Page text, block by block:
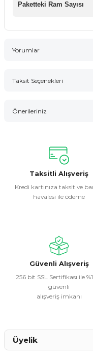
Paketteki Ram Sayısı
Yorumlar
Taksit Seçenekleri
Önerileriniz
konularda yetersiz
kullanarak tarafımıza
Görüş ve önerileriniz
Ürün resmi kalitesiz,
Ürün fiyatı diğer
Bu ürüne benzer
Taksitli Alışveriş
Kredi kartınıza taksit ve
havalesi ile ödeme
Güvenli Alışveriş
256 bit SSL Sertifikası ile
güvenli
alışveriş imkanı
Üyelik